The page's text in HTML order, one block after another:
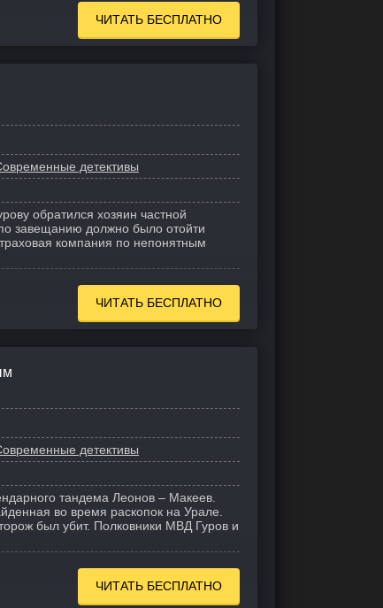
ЧИТАТЬ БЕСПЛАТНО
детективы
обратился хозяин частной
завещанию должно было отойти
компания по непонятным
ЧИТАТЬ БЕСПЛАТНО
детективы
тандема Леонов – Макеев.
во время раскопок на Урале.
был убит. Полковники МВД Гуров и
ЧИТАТЬ БЕСПЛАТНО